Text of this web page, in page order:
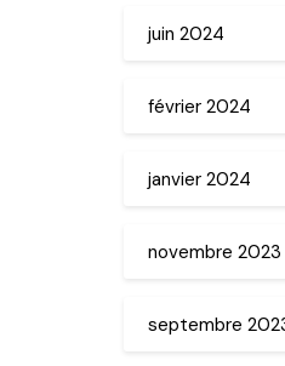
juin 2024
février 2024
janvier 2024
novembre 2023
septembre